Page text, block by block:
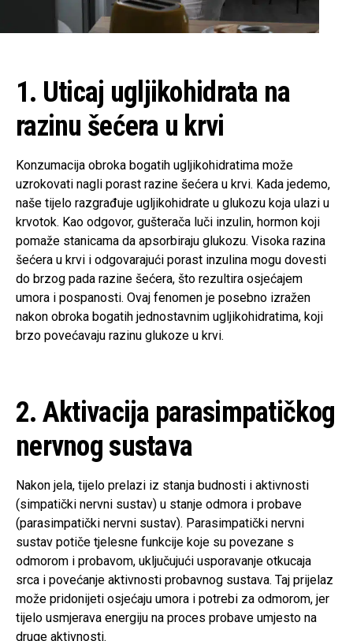
1. Uticaj ugljikohidrata na
razinu šećera u krvi
Konzumacija obroka bogatih ugljikohidratima može
uzrokovati nagli porast razine šećera u krvi. Kada jedemo,
naše tijelo razgrađuje ugljikohidrate u glukozu koja ulazi u
krvotok. Kao odgovor, gušterača luči inzulin, hormon koji
pomaže stanicama da apsorbiraju glukozu. Visoka razina
šećera u krvi i odgovarajući porast inzulina mogu dovesti
do brzog pada razine šećera, što rezultira osjećajem
umora i pospanosti. Ovaj fenomen je posebno izražen
nakon obroka bogatih jednostavnim ugljikohidratima, koji
brzo povećavaju razinu glukoze u krvi.
2. Aktivacija parasimpatičkog
nervnog sustava
Nakon jela, tijelo prelazi iz stanja budnosti i aktivnosti
(simpatički nervni sustav) u stanje odmora i probave
(parasimpatički nervni sustav). Parasimpatički nervni
sustav potiče tjelesne funkcije koje su povezane s
odmorom i probavom, uključujući usporavanje otkucaja
srca i povećanje aktivnosti probavnog sustava. Taj prijelaz
može pridonijeti osjećaju umora i potrebi za odmorom, jer
tijelo usmjerava energiju na proces probave umjesto na
druge aktivnosti.